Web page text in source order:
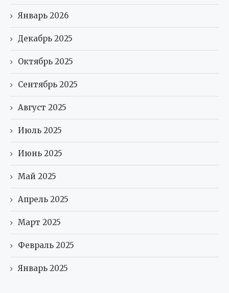
Январь 2026
Декабрь 2025
Октябрь 2025
Сентябрь 2025
Август 2025
Июль 2025
Июнь 2025
Май 2025
Апрель 2025
Март 2025
Февраль 2025
Январь 2025